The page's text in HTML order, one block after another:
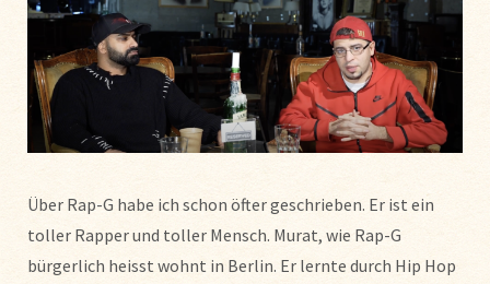
Über Rap-G habe ich schon öfter geschrieben. Er ist ein
toller Rapper und toller Mensch. Murat, wie Rap-G
bürgerlich heisst wohnt in Berlin. Er lernte durch Hip Hop